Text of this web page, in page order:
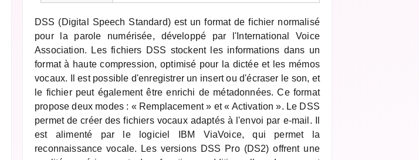
DSS (Digital Speech Standard) est un format de fichier normalisé
pour la parole numérisée, développé par l'International Voice
Association. Les fichiers DSS stockent les informations dans un
format à haute compression, optimisé pour la dictée et les mémos
vocaux. Il est possible d'enregistrer un insert ou d'écraser le son, et
le fichier peut également être enrichi de métadonnées. Ce format
propose deux modes : « Remplacement » et « Activation ». Le DSS
permet de créer des fichiers vocaux adaptés à l'envoi par e-mail. Il
est alimenté par le logiciel IBM ViaVoice, qui permet la
reconnaissance vocale. Les versions DSS Pro (DS2) offrent une